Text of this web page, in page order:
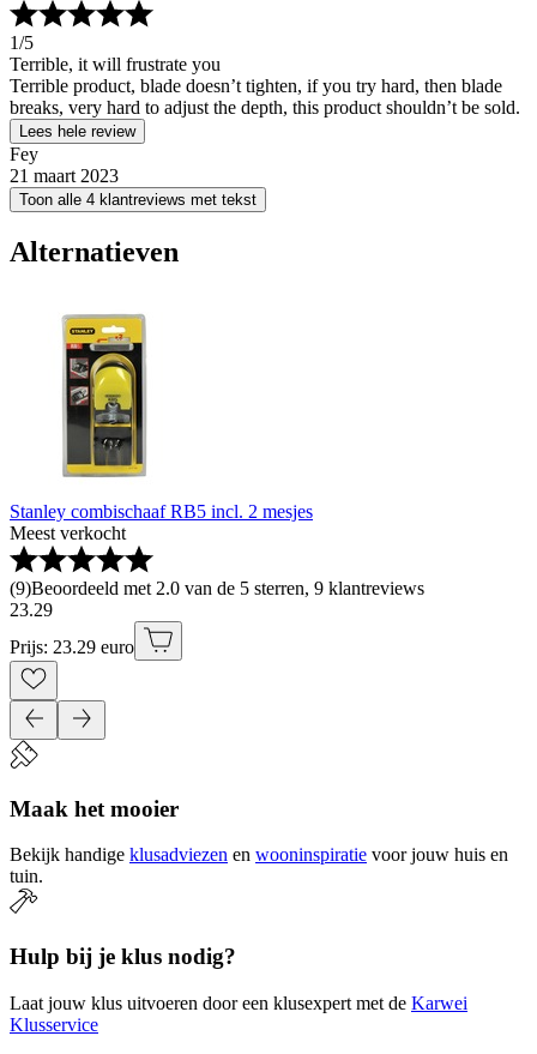
1/5
Terrible, it will frustrate you
Terrible product, blade doesn’t tighten, if you try hard, then blade
breaks, very hard to adjust the depth, this product shouldn’t be sold.
Lees hele review
Fey
21 maart 2023
Toon alle 4 klantreviews met tekst
Alternatieven
Stanley combischaaf RB5 incl. 2 mesjes
Meest verkocht
(9)Beoordeeld met 2.0 van de 5 sterren, 9 klantreviews
23.29
Prijs: 23.29 euro
Maak het mooier
Bekijk handige klusadviezen en wooninspiratie voor jouw huis en
tuin.
Hulp bij je klus nodig?
Laat jouw klus uitvoeren door een klusexpert met de Karwei
Klusservice